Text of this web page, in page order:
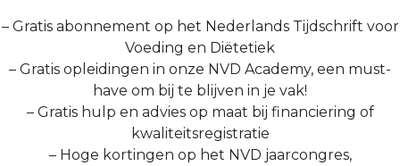
– Gratis abonnement op het Nederlands Tijdschrift voor
Voeding en Diëtetiek
– Gratis opleidingen in onze NVD Academy, een must-
have om bij te blijven in je vak!
– Gratis hulp en advies op maat bij financiering of
kwaliteitsregistratie
– Hoge kortingen op het NVD jaarcongres,